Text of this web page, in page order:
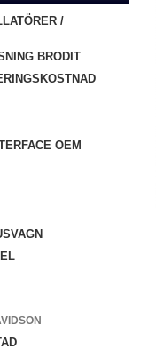
/
BRODIT
OEM